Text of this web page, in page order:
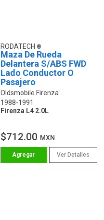
RODATECH
Maza De Rueda
Delantera S/ABS FWD
Lado Conductor O
Pasajero
Oldsmobile Firenza
1988-1991
Firenza L4 2.0L
$712.00 MXN
Ver Detalles